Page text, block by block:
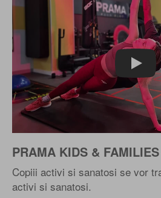
Play
PRAMA KIDS & FAMILIES
Copiii activi si sanatosi se vor
activi si sanatosi.